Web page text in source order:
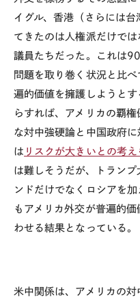
イグル、香港（さらには
てきたのは人権派だけで
議員たちだった。これは90
問題を取り巻く状況と比
遍的価値を擁護しようと
らすれば、アメリカの覇
な対中強硬論と中国政府
は リスクが大きいとの考え
は難しそうだが、トランプ
ンドだけでなくロシアを
もアメリカ外交が普遍的
わせる結果となっている。
米中関係は、アメリカの